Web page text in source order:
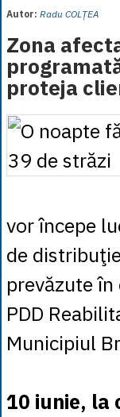
Autor: Radu COLȚEA
Zona
proteja
vor începe
de
prevăzute
PDD
Municipiul
10 iunie, la